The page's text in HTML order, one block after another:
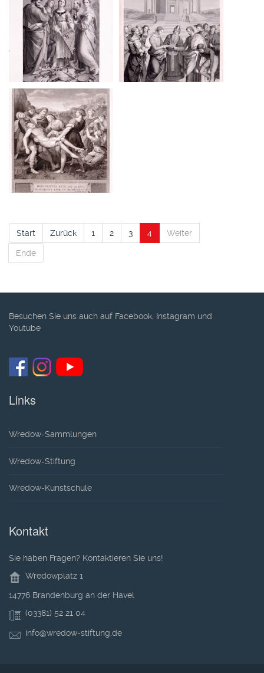
Start Zurück 1 2 3 4 Weiter
Ende
Besuchen Sie uns auch auf Facebook, Instagram und
Youtube
Links
Wredow-Sammlungen
Wredow-Stiftung
Wredow-Kunstschule
Kontakt
Sie haben Fragen? Kontaktieren Sie uns!
Wredowplatz 1
14776 Brandenburg an der Havel
(03381) 52 21 04
info@wredow-stiftung.de